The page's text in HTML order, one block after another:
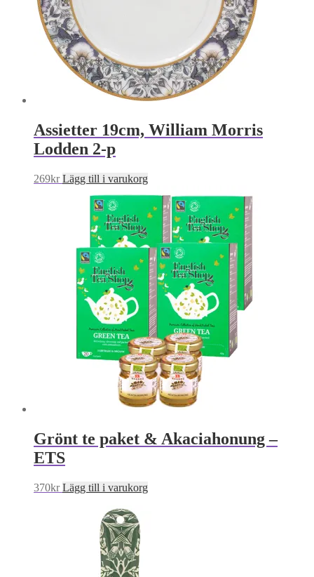
Assietter 19cm, William Morris
Lodden 2-p
269kr Lägg till i varukorg
Grönt te paket & Akaciahonung –
ETS
370kr Lägg till i varukorg